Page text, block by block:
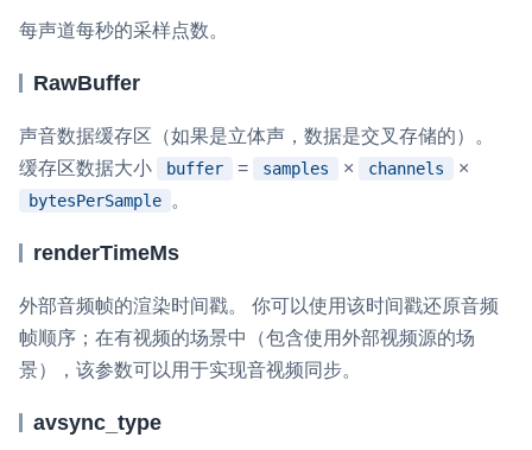
RTC 服务端 SDK
快速高效的文档转换解决方案
水晶球
开通和管理声网各项产品服务的统一入口
低代码应用平台
灵动会议
每声道每秒的采样点数。
RawBuffer
声音数据缓存区（如果是立体声，数据是交叉存储的）。
缓存区数据大小
buffer = samples × channels ×
bytesPerSample 。
renderTimeMs
外部音频帧的渲染时间戳。 你可以使用该时间戳还原音频
帧顺序；在有视频的场景中（包含使用外部视频源的场
景），该参数可以用于实现音视频同步。
avsync_type